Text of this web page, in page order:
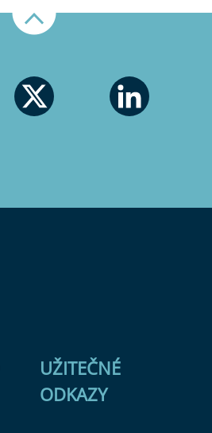
UŽITEČNÉ
ODKAZY